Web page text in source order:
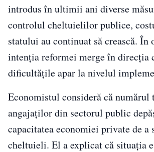
introdus în ultimii ani diverse
controlul cheltuielilor publice,
statului au continuat să crească. În
intenția reformei merge în direcția
dificultățile apar la nivelul
Economistul consideră că numărul
angajaților din sectorul public
capacitatea economiei private de a
cheltuieli. El a explicat că situația